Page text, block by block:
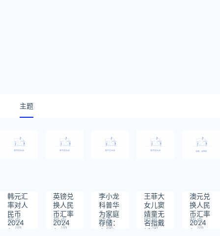
主题
韩元汇
率对人
民币
2024
年2月
热点
阅
英镑兑
换人民
币汇率
2024
年2月2
热点
阅
李小龙
科普华
为家庭
存储：
支持视
动态
阅
​王菲大
女儿窦
靖童无
名指戴
婚戒？
明星
阅
澳元兑
换人民
币汇率
2024
年1月3
热点
阅